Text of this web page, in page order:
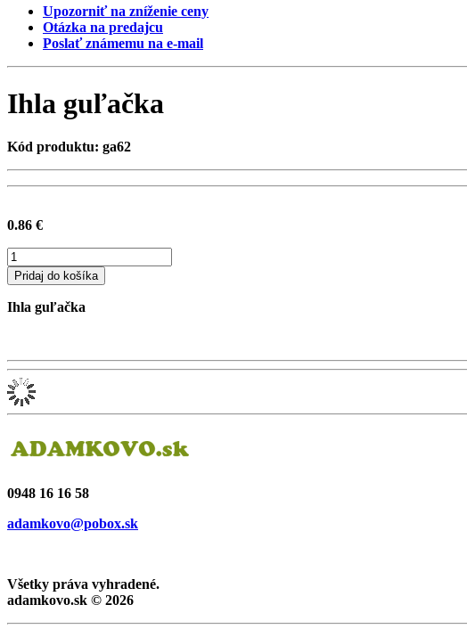
Upozorniť na zníženie ceny
Otázka na predajcu
Poslať známemu na e-mail
Ihla guľačka
Kód produktu: ga62
0.86 €
Ihla guľačka
0948 16 16 58
adamkovo@pobox.sk
Všetky práva vyhradené.
adamkovo.sk © 2026